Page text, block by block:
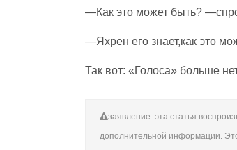
—Как это может быть?
—Яхрен его знает,как это
Так вот: «Голоса» больше
заявление: эта статья
дополнительной информации.